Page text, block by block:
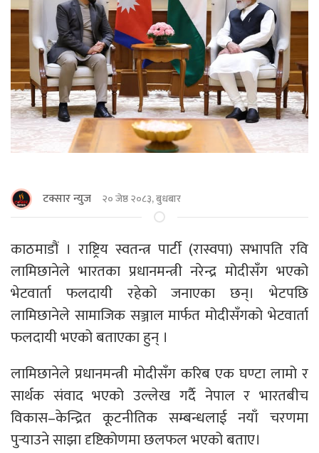
टक्सार न्युज २० जेष्ठ २०८३, बुधबार
काठमाडौं । राष्ट्रिय स्वतन्त्र पार्टी (रास्वपा) सभापति रवि
लामिछानेले भारतका प्रधानमन्त्री नरेन्द्र मोदीसँग भएको
भेटवार्ता फलदायी रहेको जनाएका छन्। भेटपछि
लामिछानेले सामाजिक सञ्जाल मार्फत मोदीसँगको भेटवार्ता
फलदायी भएको बताएका हुन् ।
लामिछानेले प्रधानमन्त्री मोदीसँग करिब एक घण्टा लामो र
सार्थक संवाद भएको उल्लेख गर्दै नेपाल र भारतबीच
विकास–केन्द्रित कूटनीतिक सम्बन्धलाई नयाँ चरणमा
पुर्‍याउने साझा दृष्टिकोणमा छलफल भएको बताए।